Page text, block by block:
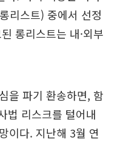
리스트) 중에서 선정
롱리스트는 내·외부
을 파기 환송하면, 함
법 리스크를 털어내
이다. 지난해 3월 연